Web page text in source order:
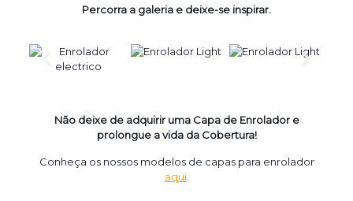
Percorra a galeria e deixe-se inspirar.
Não deixe de adquirir uma Capa de Enrolador e
prolongue a vida da Cobertura!
Conheça os nossos modelos de capas para enrolador
aqui.